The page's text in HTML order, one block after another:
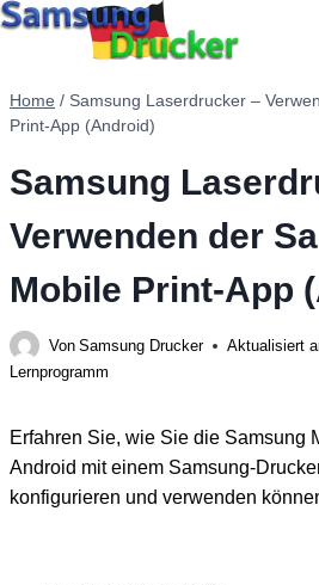
Zum
Home / Samsung Laserdrucker –
Print-App (Android)
Samsung
Verwenden der
Mobile Print-App
Von Samsung Drucker Aktualisiert
Lernprogramm
Erfahren Sie, wie Sie die Samsung
Android mit einem Samsung-
konfigurieren und verwenden